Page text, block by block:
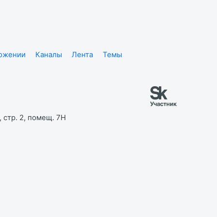
Каналы Лента
Темы
стр. 2, помещ. 7Н